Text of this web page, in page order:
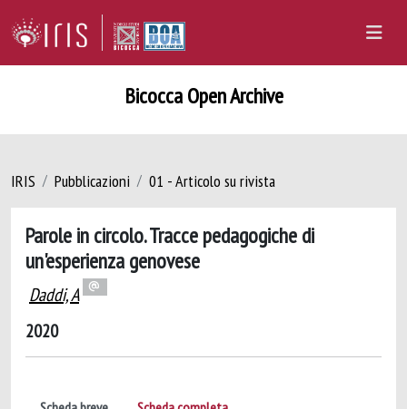
Bicocca Open Archive
IRIS Pubblicazioni 01 - Articolo su rivista
Parole in circolo. Tracce pedagogiche di
un'esperienza genovese
Daddi, A
2020